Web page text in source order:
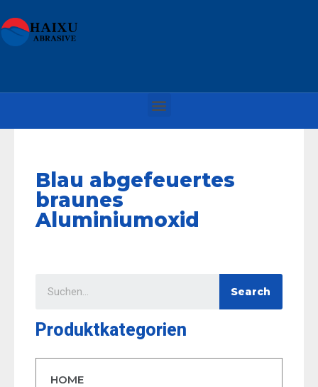
Blau abgefeuertes
braunes
Aluminiumoxid
Search
Produktkategorien
HOME